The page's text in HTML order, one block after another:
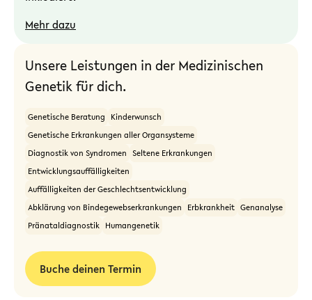
Mehr dazu
Unsere Leistungen in der Medizinischen
Genetik für dich.
Genetische Beratung
Kinderwunsch
Genetische Erkrankungen aller Organsysteme
Diagnostik von Syndromen Seltene Erkrankungen
Entwicklungsauffälligkeiten
Auffälligkeiten der Geschlechtsentwicklung
Abklärung von Bindegewebserkrankungen
Erbkrankheit Genanalyse
Pränataldiagnostik Humangenetik
Buche deinen Termin